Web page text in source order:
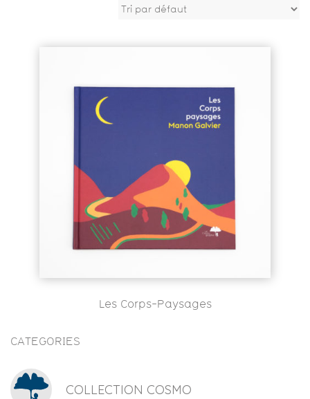
Les Corps-Paysages
CATEGORIES
COLLECTION COSMO